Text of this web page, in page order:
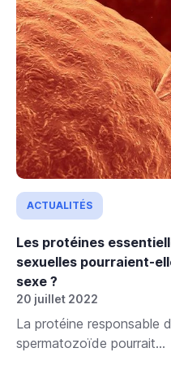
ACTUALITÉS
Les protéines
sexuelles pourraient-
sexe ?
20 juillet 2022
La protéine responsable
spermatozoïde pourrait...